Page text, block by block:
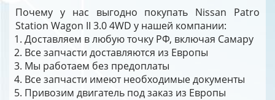
Почему у нас выгодно покупать Nissan Patro
Station Wagon II 3.0 4WD у нашей компании:
Доставляем в любую точку РФ, включая Самару
Все запчасти доставляются из Европы
Мы работаем без предоплаты
Все запчасти имеют необходимые документы
Привозим двигатель под заказ из Европы